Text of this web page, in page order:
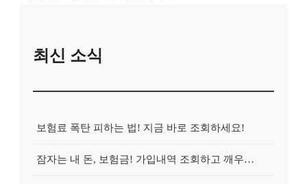
최신 소식
보험료 폭탄 피하는 법! 지금 바로 조회하세요!
잠자는 내 돈, 보험금! 가입내역 조회하고 깨우는 방법